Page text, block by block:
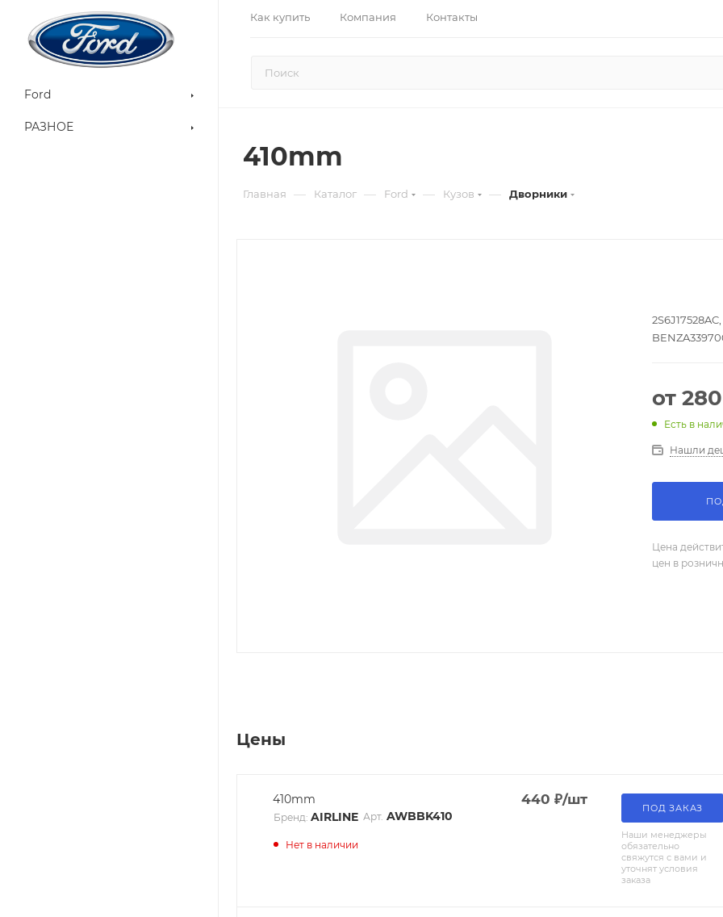
Как купить Компания Контакты
Ford
РАЗНОЕ
410mm
Главная — Каталог — Ford — Кузов — Дворники
от
Есть в
Нашли
Цена
цен в
Цены
410mm
Бренд: AIRLINE Арт. AWBBK410
Нет в наличии
440 ₽/шт
ПОД ЗАКАЗ
Наши менеджеры
обязательно
свяжутся с вами и
уточнят условия
заказа